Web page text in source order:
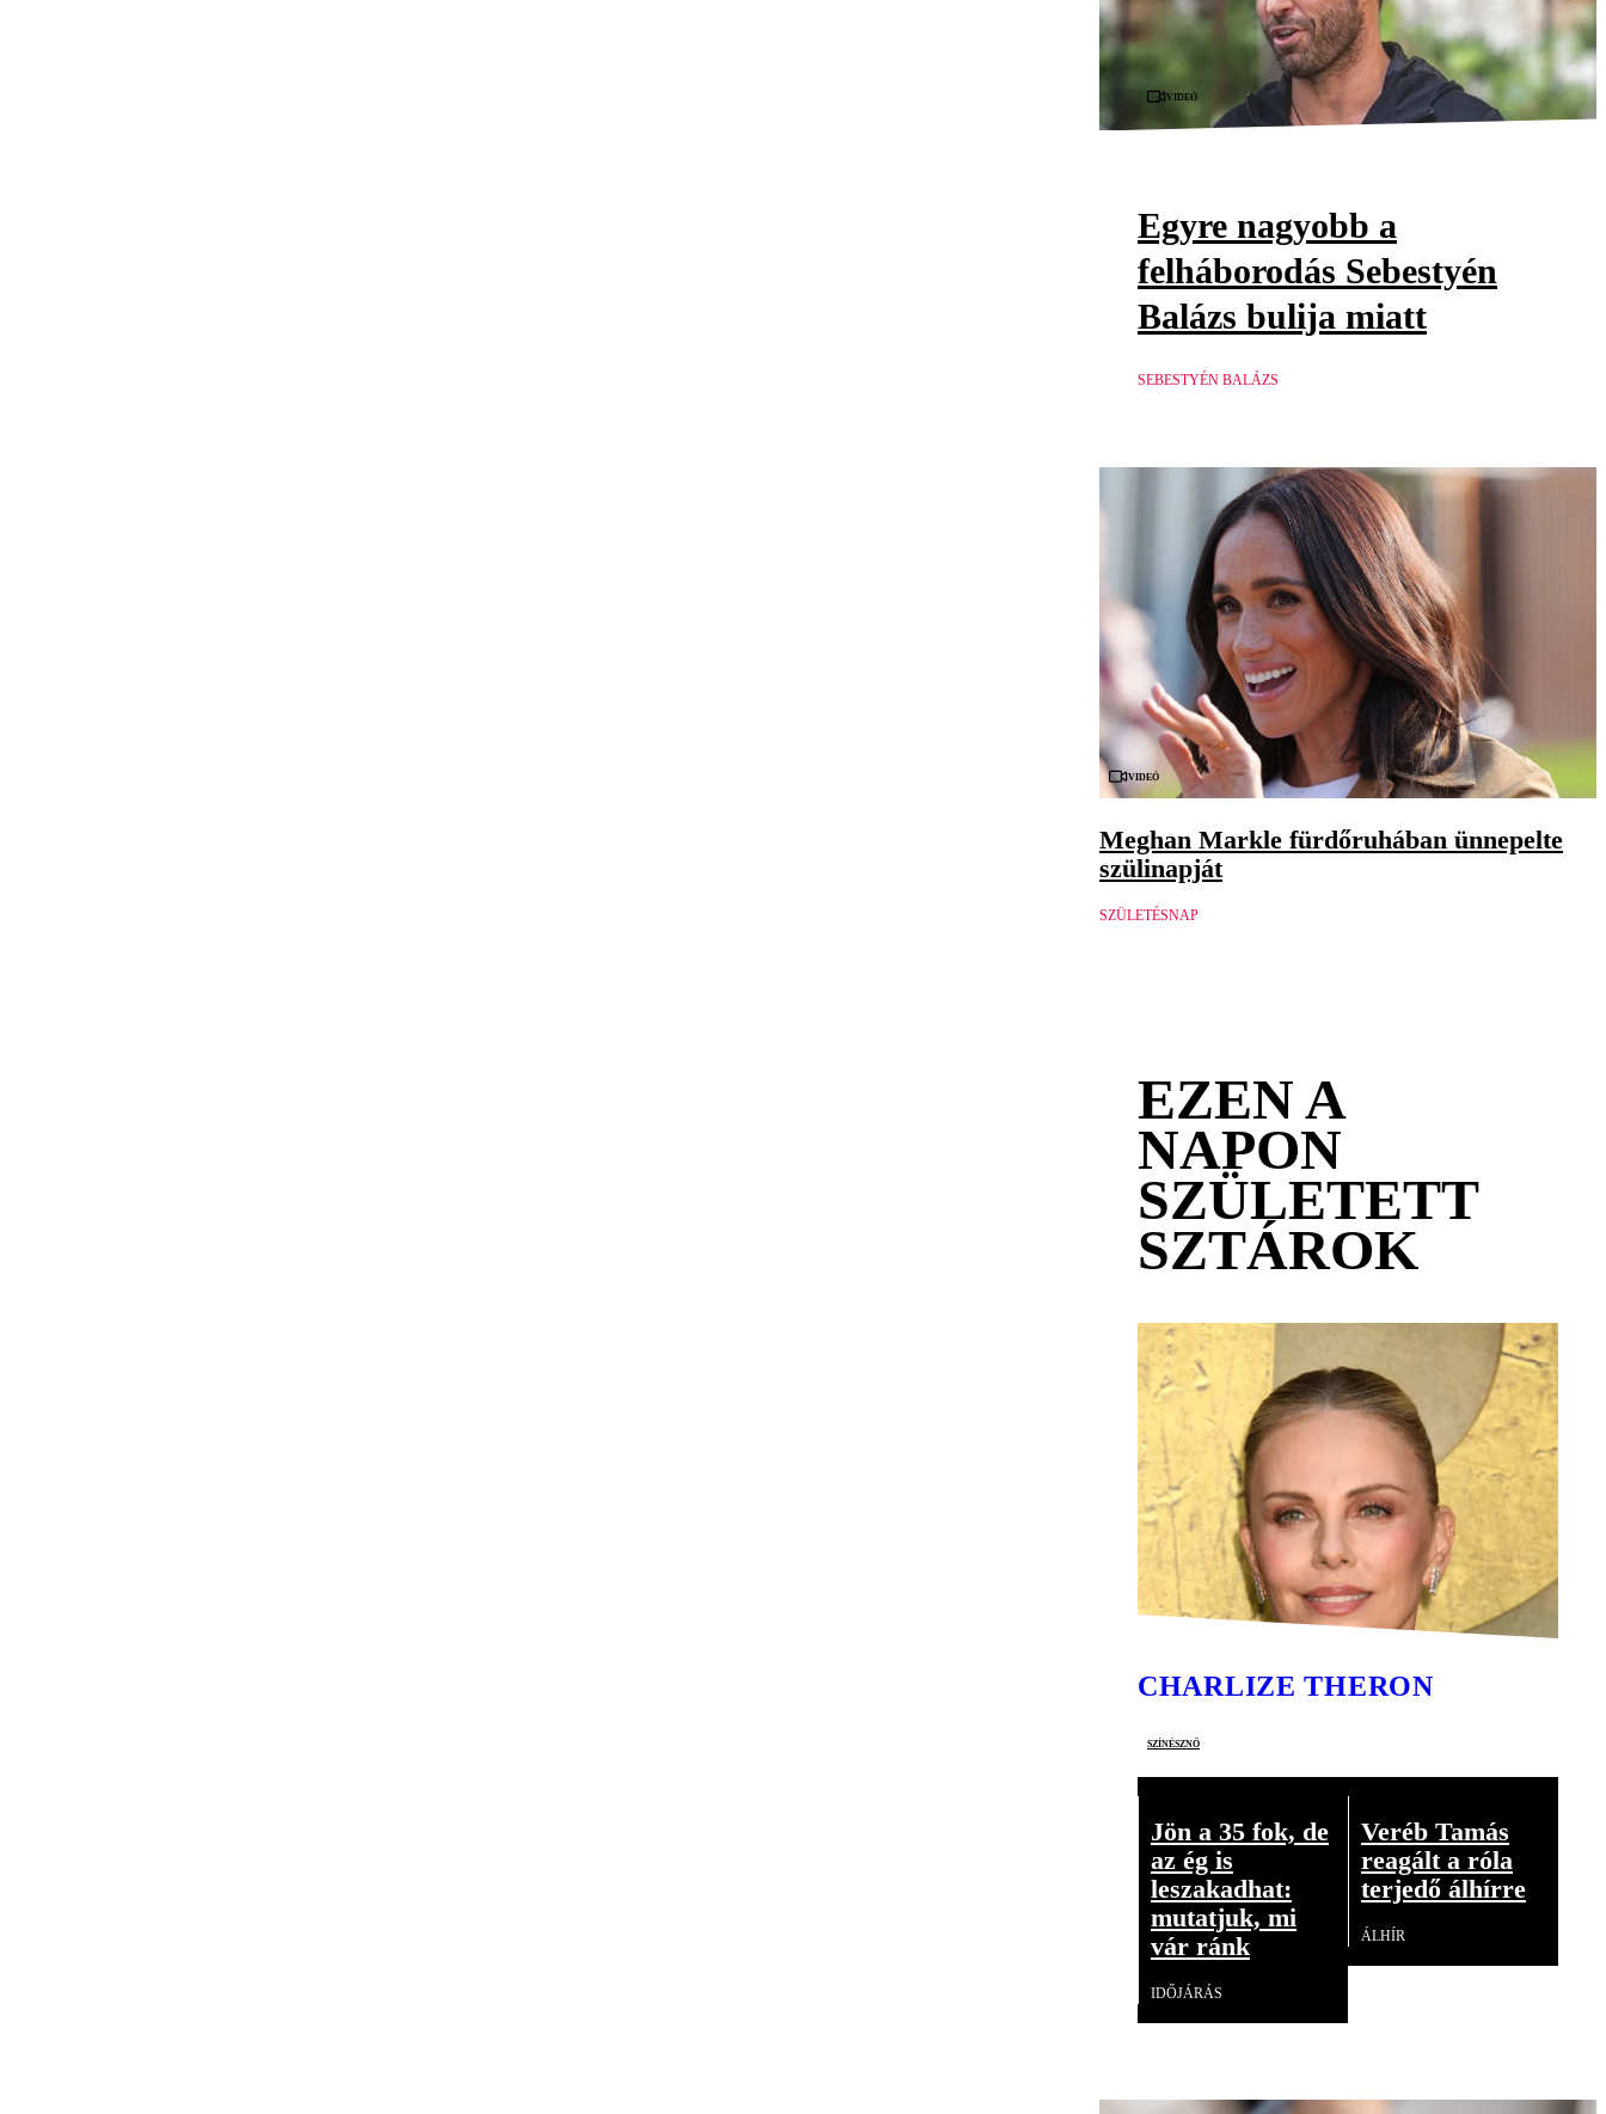
Videó
Egyre nagyobb a
felháborodás Sebestyén
Balázs bulija miatt
SEBESTYÉN BALÁZS
Videó
Meghan Markle fürdőruhában ünnepelte
szülinapját
SZÜLETÉSNAP
EZEN A
NAPON
SZÜLETETT
SZTÁROK
CHARLIZE THERON
színésznő
Jön a 35 fok, de
az ég is
leszakadhat:
mutatjuk, mi
vár ránk
IDŐJÁRÁS
Veréb Tamás
reagált a róla
terjedő álhírre
ÁLHÍR